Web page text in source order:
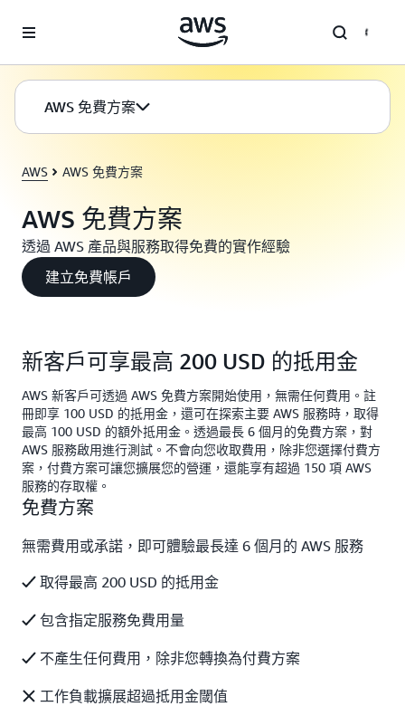
AWS 免費方案
AWS AWS 免費方案
AWS 免費方案
透過 AWS 產品與服務取得免費的實作經驗
建立免費帳戶
新客戶可享最高 200 USD 的抵用金
AWS 新客戶可透過 AWS 免費方案開始使用，無需任何費用。註
冊即享 100 USD 的抵用金，還可在探索主要 AWS 服務時，取得
最高 100 USD 的額外抵用金。透過最長 6 個月的免費方案，對
AWS 服務啟用進行測試。不會向您收取費用，除非您選擇付費方
案，付費方案可讓您擴展您的營運，還能享有超過 150 項 AWS
服務的存取權。
免費方案
無需費用或承諾，即可體驗最長達 6 個月的 AWS 服務
取得最高 200 USD 的抵用金
包含指定服務免費用量
不產生任何費用，除非您轉換為付費方案
工作負載擴展超過抵用金閾值